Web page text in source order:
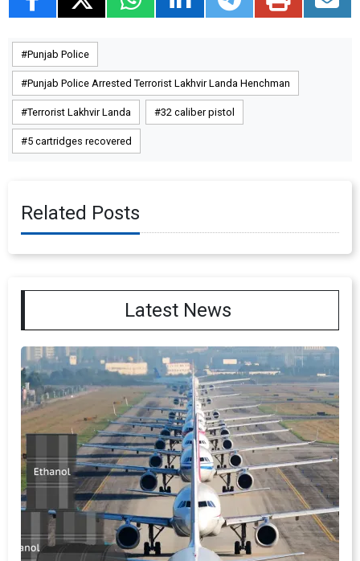
Punjab Police
Punjab Police Arrested Terrorist Lakhvir Landa Henchman
Terrorist Lakhvir Landa 32 caliber pistol
5 cartridges recovered
Related Posts
Latest News